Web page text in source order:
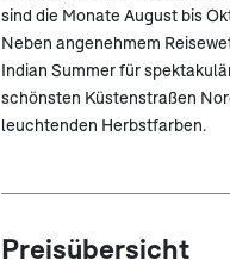
sind die Monate August bis
Neben angenehmem
Indian Summer für
schönsten Küstenstraßen
leuchtenden Herbstfarben.
Preisübersicht